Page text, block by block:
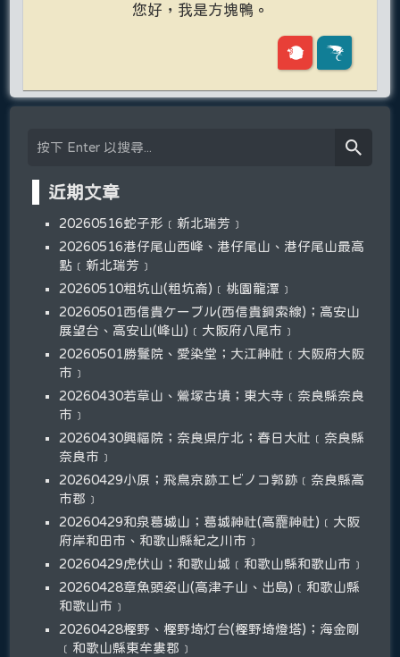
您好，我是方塊鴨。
近期文章
20260516蛇子形﹝新北瑞芳﹞
20260516港仔尾山西峰、港仔尾山、港仔尾山最高
點﹝新北瑞芳﹞
20260510粗坑山(粗坑崙)﹝桃園龍潭﹞
20260501西信貴ケーブル(西信貴鋼索線)；高安山
展望台、高安山(峰山)﹝大阪府八尾市﹞
20260501勝鬘院、愛染堂；大江神社﹝大阪府大阪
市﹞
20260430若草山、鶯塚古墳；東大寺﹝奈良縣奈良
市﹞
20260430興福院；奈良県庁北；春日大社﹝奈良縣
奈良市﹞
20260429小原；飛鳥京跡エビノコ郭跡﹝奈良縣高
市郡﹞
20260429和泉葛城山；葛城神社(高龗神社)﹝大阪
府岸和田市、和歌山縣紀之川市﹞
20260429虎伏山；和歌山城﹝和歌山縣和歌山市﹞
20260428章魚頭姿山(高津子山、出島)﹝和歌山縣
和歌山市﹞
20260428樫野、樫野埼灯台(樫野埼燈塔)；海金剛
﹝和歌山縣東牟婁郡﹞